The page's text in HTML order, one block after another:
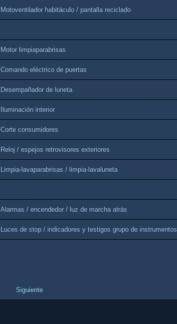
Motoventilador habitáculo / pantalla reciclado
Motor limpiaparabrisas
Comando eléctrico de puertas
Desempañador de luneta
Iluminación interior
Corte consumidores
Reloj / espejos retrovisores exteriores
Limpia-lavaparabrisas / limpia-lavaluneta
Alarmas / encendedor / luz de marcha atrás
Luces de stop / indicadores y testigos grupo de instrumentos
Siguiente